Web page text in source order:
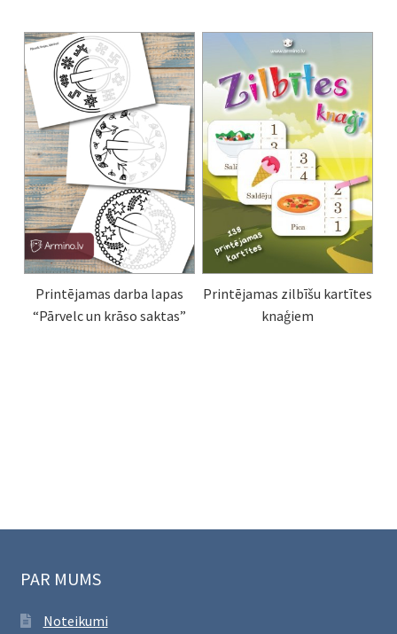
Printējamas darba lapas
“Pārvelc un krāso saktas”
Printējamas zilbīšu kartītes
knaģiem
PAR MUMS
Noteikumi